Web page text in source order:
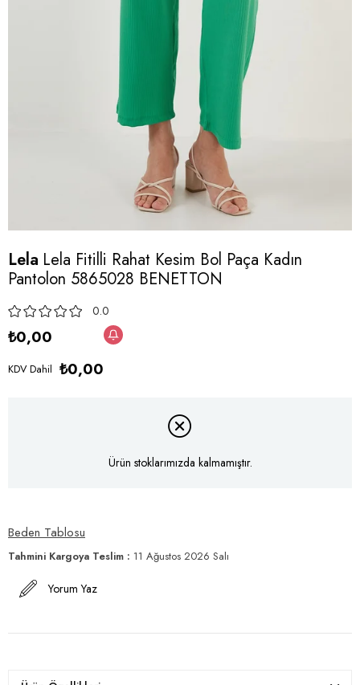
Lela Lela Fitilli Rahat Kesim Bol Paça Kadın
Pantolon 5865028 BENETTON
0.0
₺0,00
KDV Dahil ₺0,00
Ürün stoklarımızda kalmamıştır.
Beden Tablosu
Tahmini Kargoya Teslim : 11 Ağustos 2026 Salı
Yorum Yaz